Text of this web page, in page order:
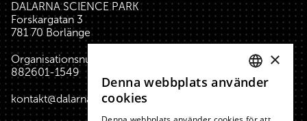
DALARNA SCIENCE PARK
Forskargatan 3
781 70 Borlänge
Organisationsnummer:
882601-1549
kontakt@dalarnasciencepark.se
SWEDISH
×
Denna webbplats använder
cookies